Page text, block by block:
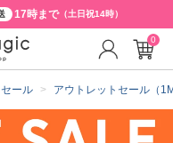
17時まで（土日祝14時）
ール アウトレットセール（
0